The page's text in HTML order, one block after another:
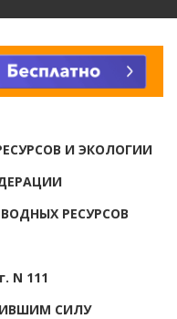
И ЭКОЛОГИИ
РЕСУРСОВ
N 111
СИЛУ